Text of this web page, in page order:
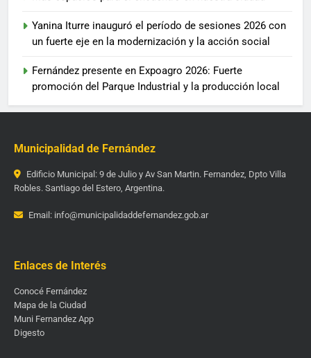
Yanina Iturre inauguró el período de sesiones 2026 con
un fuerte eje en la modernización y la acción social
Fernández presente en Expoagro 2026: Fuerte
promoción del Parque Industrial y la producción local
Municipalidad de Fernández
Edificio Municipal: 9 de Julio y Av San Martin. Fernandez, Dpto Villa
Robles. Santiago del Estero, Argentina.
Email: info@municipalidaddefernandez.gob.ar
Enlaces de Interés
Conocé Fernández
Mapa de la Ciudad
Muni Fernandez App
Digesto